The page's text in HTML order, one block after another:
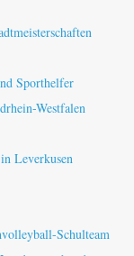
Sporthelfer
Westfalen
Leverkusen
Schulteam